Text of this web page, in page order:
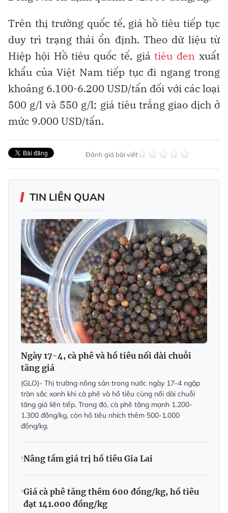
Trên thị trường quốc tế, giá hồ tiêu tiếp tục
duy trì trạng thái ổn định. Theo dữ liệu từ
Hiệp hội Hồ tiêu quốc tế, giátiêu đen xuất
khẩu của Việt Nam tiếp tục đi ngang trong
khoảng 6.100-6.200 USD/tấn đối với các loại
500 g/l và 550 g/l; giá tiêu trắng giao dịch ở
mức 9.000 USD/tấn.
Đánh giá bài viết
TIN LIÊN QUAN
Ngày 17-4, cà phê và hồ tiêu nối dài chuỗi
tăng giá
(GLO)- Thị trường nông sản trong nước ngày 17-4 ngập
tràn sắc xanh khi cà phê và hồ tiêu cùng nối dài chuỗi
tăng giá liên tiếp. Trong đó, cà phê tăng mạnh 1.200-
1.300 đồng/kg, còn hồ tiêu nhích thêm 500-1.000
đồng/kg.
Nâng tầm giá trị hồ tiêu Gia Lai
Giá cà phê tăng thêm 600 đồng/kg, hồ tiêu
đạt 141.000 đồng/kg